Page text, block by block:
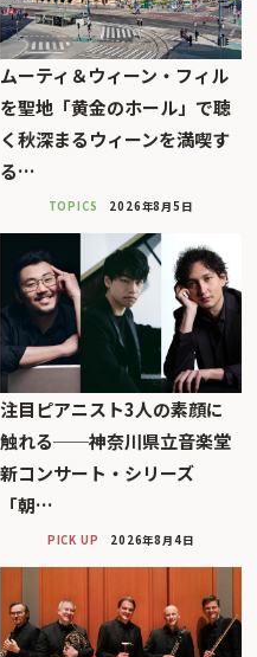
ムーティ＆ウィーン・フィル
を聖地「黄金のホール」で聴
く秋深まるウィーンを満喫す
る…
TOPICS 2026年8月5日
注目ピアニスト3人の素顔に
触れる──神奈川県立音楽堂
新コンサート・シリーズ
「朝…
PICK UP 2026年8月4日